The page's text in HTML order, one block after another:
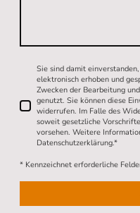
Sie sind damit
elektronisch erhoben und
Zwecken der Bearbeitung
genutzt. Sie können diese
widerrufen. Im Falle des
soweit gesetzliche
vorsehen. Weitere
Datenschutzerklärung.*
* Kennzeichnet erforderliche